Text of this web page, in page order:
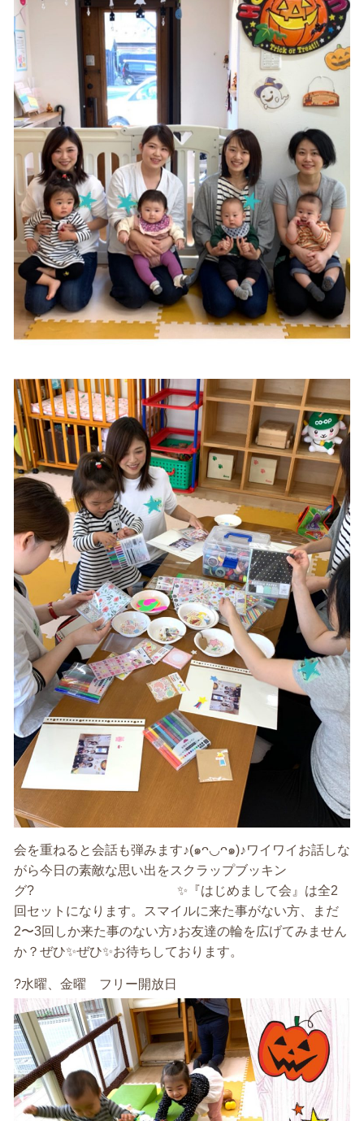
会を重ねると会話も弾みます♪(๑ᴖ◡ᴖ๑)♪ワイワイお話しな
がら今日の素敵な思い出をスクラップブッキン
グ? ✨『はじめまして会』は全2
回セットになります。スマイルに来た事がない方、まだ
2〜3回しか来た事のない方♪お友達の輪を広げてみません
か？ぜひ✨ぜひ✨お待ちしております。
?水曜、金曜 フリー開放日